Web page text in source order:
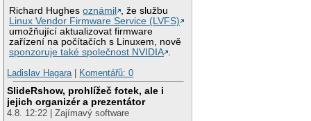
Richard Hughesoznámil
, že službu
Linux Vendor Firmware Service (LVFS)
umožňující aktualizovat firmware
zařízení na počítačích s Linuxem, nově
sponzoruje také společnost NVIDIA .
Ladislav Hagara | Komentářů: 0
SlideRshow, prohlížeč fotek, ale i
jejich organizér a prezentátor
4.8. 12:22 | Zajímavý software